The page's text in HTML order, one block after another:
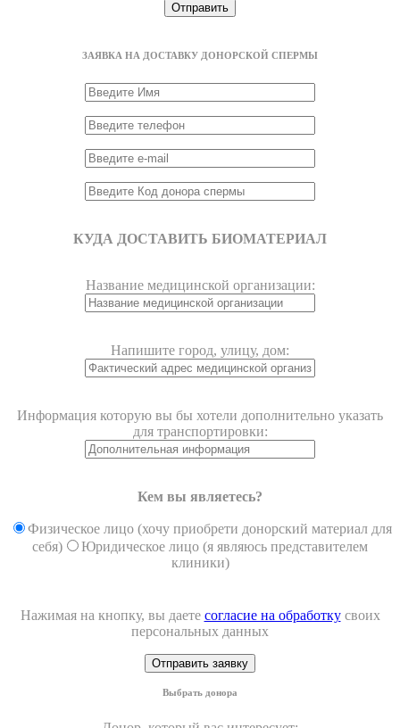
ЗАЯВКА НА ДОСТАВКУ ДОНОРСКОЙ СПЕРМЫ
КУДА ДОСТАВИТЬ БИОМАТЕРИАЛ
Название медицинской организации:
Напишите город, улицу, дом:
Информация которую вы бы хотели дополнительно указать
для транспортировки:
Кем вы являетесь?
Физическое лицо (хочу приобрети донорский материал для
себя)
Юридическое лицо (я являюсь представителем
клиники)
Нажимая на кнопку, вы даете согласие на обработкусвоих
персональных данных
Выбрать донора